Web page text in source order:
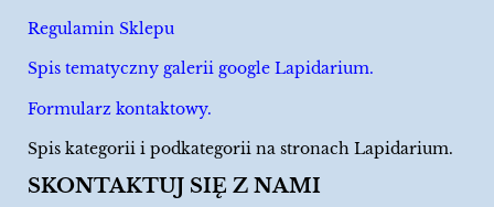
Regulamin Sklepu
Spis tematyczny galerii google Lapidarium.
Formularz kontaktowy.
Spis kategorii i podkategorii na stronach Lapidarium.
SKONTAKTUJ SIĘ Z NAMI